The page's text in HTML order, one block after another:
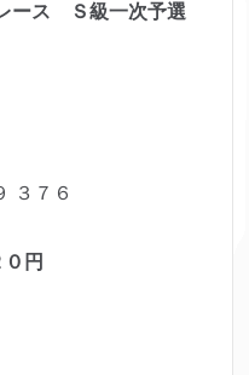
ース Ｓ級一次予選
３７６
円